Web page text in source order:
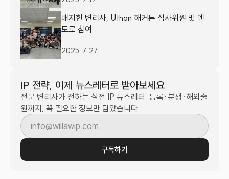
배지헌 변리사, Uthon 해커톤 심사위원 및 멘
토로 참여
2025. 7. 27.
IP 전략, 이제 뉴스레터로 받아보세요
전문 변리사가 전하는 실전 IP 뉴스레터. 등록·분쟁·해외출
원까지, 꼭 필요한 정보만 담았습니다.
구독하기